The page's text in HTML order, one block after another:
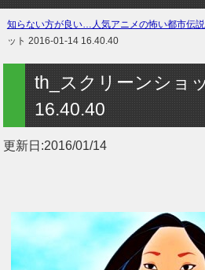
知らない方が良い…人気アニメの怖い都市伝
ット 2016-01-14 16.40.40
th_スクリーンショ
16.40.40
更新日:2016/01/14